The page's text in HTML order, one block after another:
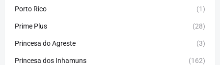
Porto Rico (1)
Prime Plus (28)
Princesa do Agreste (3)
Princesa dos Inhamuns (162)